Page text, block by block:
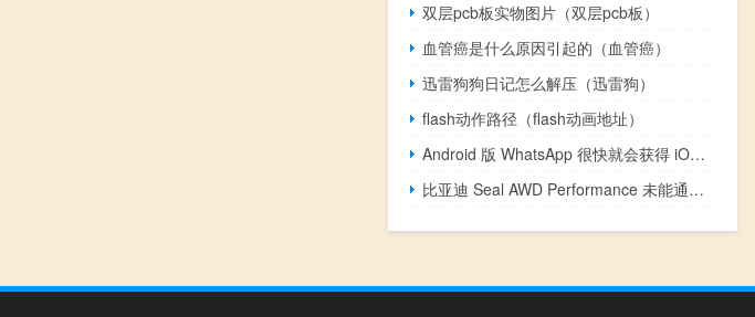
双层pcb板实物图片（双层pcb板）
血管癌是什么原因引起的（血管癌）
迅雷狗狗日记怎么解压（迅雷狗）
flash动作路径（flash动画地址）
Android 版 WhatsApp 很快就会获得 iOS 独有的功能
比亚迪 Seal AWD Performance 未能通过全轮驱动测试